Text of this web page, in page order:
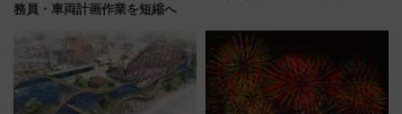
務員・車両計画作業を短縮へ